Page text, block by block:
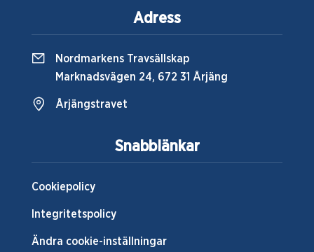
Snabblänkar
Cookiepolicy
Integritetspolicy
Ändra cookie-inställningar
Adress
Nordmarkens Travsällskap
Marknadsvägen 24, 672 31 Årjäng
Årjängstravet